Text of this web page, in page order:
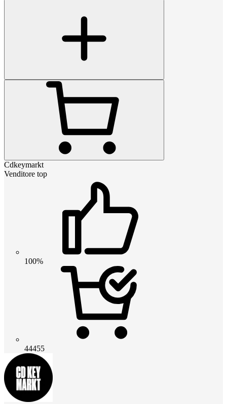
Cdkeymarkt
Venditore top
100%
44455